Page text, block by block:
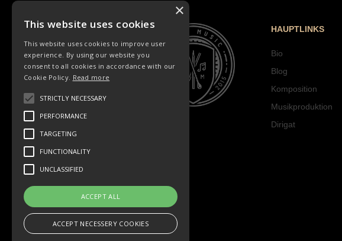
HAUPTLINKS
Bio
Blog
Komposition
Musikproduktion
Dirigat
This website uses cookies
This website uses cookies to improve user
experience. By using our website you
consent to all cookies in accordance with our
Cookie Policy. Read more
STRICTLY NECESSARY
PERFORMANCE
TARGETING
FUNCTIONALITY
UNCLASSIFIED
ACCEPT ALL
ACCEPT NECESSERY COOKIES
×